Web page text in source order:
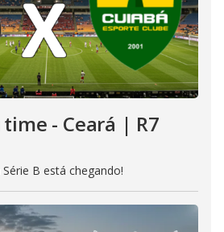
time - Ceará | R7
B está chegando!